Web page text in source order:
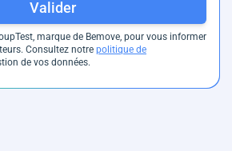
Valider
marque de Bemove, pour vous informer
Consultez notre politique de
de vos données.